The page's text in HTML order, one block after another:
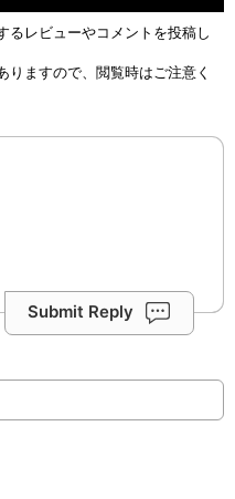
るレビューやコメントを投稿し
りますので、閲覧時はご注意く
Submit Reply